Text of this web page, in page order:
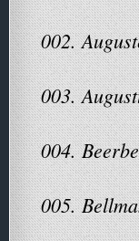
002.
003.
004.
005.